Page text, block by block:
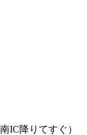
IC降りてすぐ）